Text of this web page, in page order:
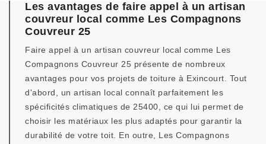
Les avantages de faire appel à un artisan
couvreur local comme Les Compagnons
Couvreur 25
Faire appel à un artisan couvreur local comme Les
Compagnons Couvreur 25 présente de nombreux
avantages pour vos projets de toiture à Exincourt. Tout
d'abord, un artisan local connaît parfaitement les
spécificités climatiques de 25400, ce qui lui permet de
choisir les matériaux les plus adaptés pour garantir la
durabilité de votre toit. En outre, Les Compagnons